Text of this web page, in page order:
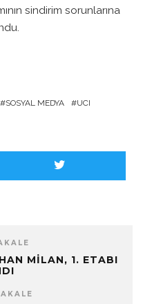
sindirim sorunlarına
SOSYAL MEDYA UCI
MILAN, 1. ETABI